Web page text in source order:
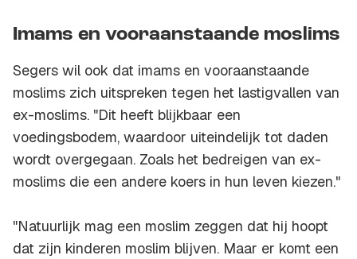
Imams en vooraanstaande moslims
Segers wil ook dat imams en vooraanstaande
moslims zich uitspreken tegen het lastigvallen van
ex-moslims. "Dit heeft blijkbaar een
voedingsbodem, waardoor uiteindelijk tot daden
wordt overgegaan. Zoals het bedreigen van ex-
moslims die een andere koers in hun leven kiezen."
"Natuurlijk mag een moslim zeggen dat hij hoopt
dat zijn kinderen moslim blijven. Maar er komt een